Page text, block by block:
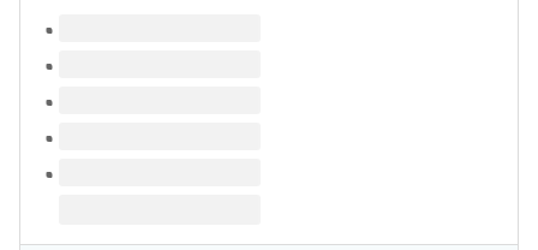
このタイトルの巻号